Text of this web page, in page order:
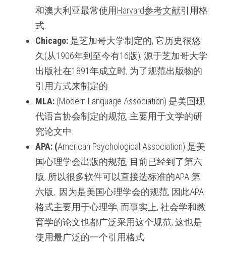
和澳大利亚最常使用Harvard参考文献引用格
式.
Chicago: 是芝加哥大学制定的, 它历史很悠
久(从1906年到至今有16版), 源于芝加哥大学
出版社在1891年成立时, 为了规范出版物的
引用方式来制定的.
MLA: (Modern Language Association) 是美国现
代语言协会制定的规范, 主要用于文学的研
究论文中.
APA: (American Psychological Association) 是美
国心理学会出版的规范, 目前已经到了第六
版, 所以很多软件可以直接选标准的APA 第
六版,  因为是美国心理学会的规范, 因此APA
格式主要用于心理学, 而事实上, 社会学和教
育学的论文也都广泛采用这个规范, 这也是
使用最广泛的一个引用格式.